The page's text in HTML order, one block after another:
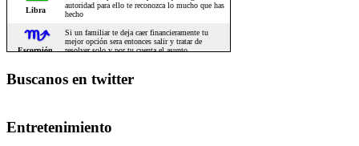
Buscanos en twitter
Entretenimiento